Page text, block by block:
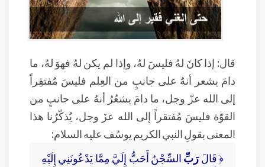
قال: إذا كانَ لهُ فليسَ لهُ، وإذا لم يكن لهُ فهوَ لهُ، ما
دامَ يشعر أنهُ على جانبٍ من العِلم فليسَ مُفتقِراً
إلى الله عزّ وجل، ما دامَ يشعُرُ أنهُ على جانبٍ من
القوّة فليسَ مُفتقراً إلى الله عزَ وجل، يُذكّرُنا هذا
المعنى بقولِ النبي الكريم يوسُف عليه السلام:
﴿ قَالَرَبِّالسِّجْنُ أَحَبُّ إِلَيَّ مِمَّا يَدْعُونَنِي إِلَيْهِ